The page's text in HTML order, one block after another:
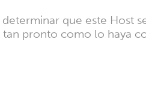
que este Host
pronto como lo haya